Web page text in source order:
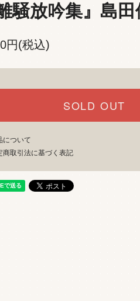
騒放吟集』島
円(税込)
SOLD OUT
について
商取引法に基づく表記